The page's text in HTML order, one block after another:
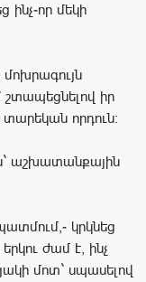
ինչ-որ մեկի
իր
որդուն:
աշխատանքային
կրկնեց
ժամ է, ինչ
մոտ` սպասելով